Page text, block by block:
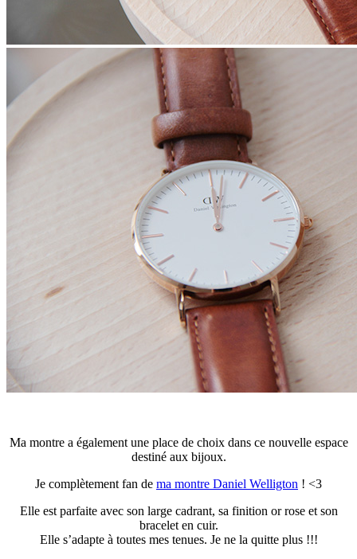
Ma montre a également une place de choix dans ce nouvelle espace
destiné aux bijoux.
Je complètement fan de ma montre Daniel Welligton ! <3
Elle est parfaite avec son large cadrant, sa finition or rose et son
bracelet en cuir.
Elle s’adapte à toutes mes tenues. Je ne la quitte plus !!!